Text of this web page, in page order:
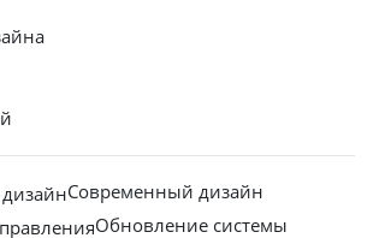
Современный дизайн
Обновление системы